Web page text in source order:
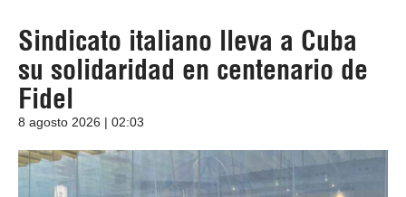
Sindicato italiano lleva a Cuba
su solidaridad en centenario de
Fidel
8 agosto 2026 | 02:03